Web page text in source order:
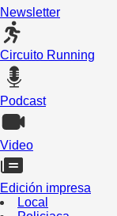
Newsletter
Circuito Running
Podcast
Video
Edición impresa
Local